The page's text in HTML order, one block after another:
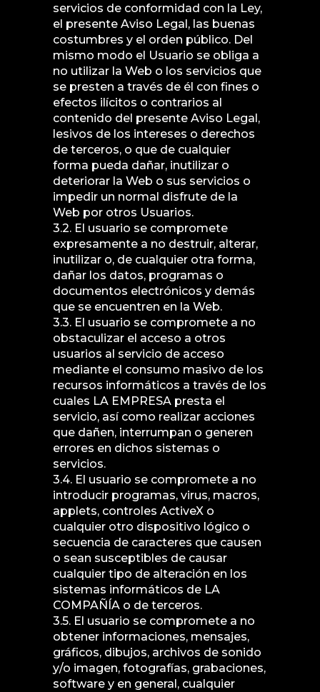
servicios de conformidad con la Ley,
el presente Aviso Legal, las buenas
costumbres y el orden público. Del
mismo modo el Usuario se obliga a
no utilizar la Web o los servicios que
se presten a través de él con fines o
efectos ilícitos o contrarios al
contenido del presente Aviso Legal,
lesivos de los intereses o derechos
de terceros, o que de cualquier
forma pueda dañar, inutilizar o
deteriorar la Web o sus servicios o
impedir un normal disfrute de la
Web por otros Usuarios.
3.2. El usuario se compromete
expresamente a no destruir, alterar,
inutilizar o, de cualquier otra forma,
dañar los datos, programas o
documentos electrónicos y demás
que se encuentren en la Web.
3.3. El usuario se compromete a no
obstaculizar el acceso a otros
usuarios al servicio de acceso
mediante el consumo masivo de los
recursos informáticos a través de los
cuales LA EMPRESA presta el
servicio, así como realizar acciones
que dañen, interrumpan o generen
errores en dichos sistemas o
servicios.
3.4. El usuario se compromete a no
introducir programas, virus, macros,
applets, controles ActiveX o
cualquier otro dispositivo lógico o
secuencia de caracteres que causen
o sean susceptibles de causar
cualquier tipo de alteración en los
sistemas informáticos de LA
COMPAÑÍA o de terceros.
3.5. El usuario se compromete a no
obtener informaciones, mensajes,
gráficos, dibujos, archivos de sonido
y/o imagen, fotografías, grabaciones,
software y en general, cualquier